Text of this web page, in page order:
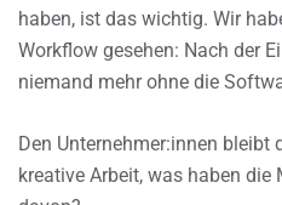
haben, ist das wichtig. Wir
Workflow gesehen: Nach der
niemand mehr ohne die
Den Unternehmer:innen
kreative Arbeit, was haben